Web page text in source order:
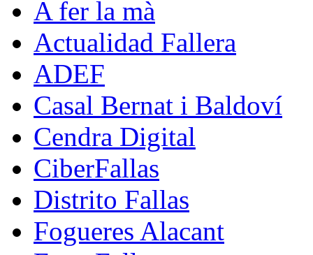
A fer la mà
Actualidad Fallera
ADEF
Casal Bernat i Baldoví
Cendra Digital
CiberFallas
Distrito Fallas
Fogueres Alacant